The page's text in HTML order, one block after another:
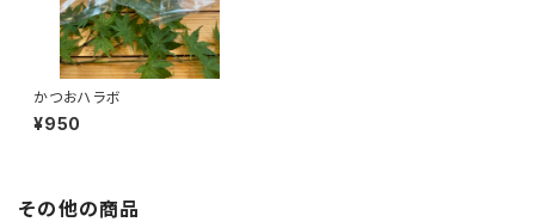
かつおハラボ
¥950
その他の商品